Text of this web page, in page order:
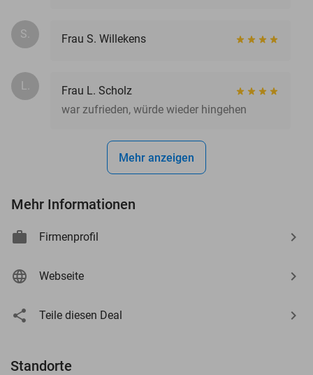
S. Frau S. Willekens
L.
Frau L. Scholz
war zufrieden, würde wieder hingehen
Mehr anzeigen
Mehr Informationen
Firmenprofil
Webseite
Teile diesen Deal
Standorte